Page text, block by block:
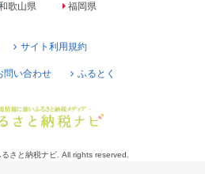
歌山県
福岡県
サイト利用規約
問い合わせ ふるとく
さと納税ナビ. All rights reserved.